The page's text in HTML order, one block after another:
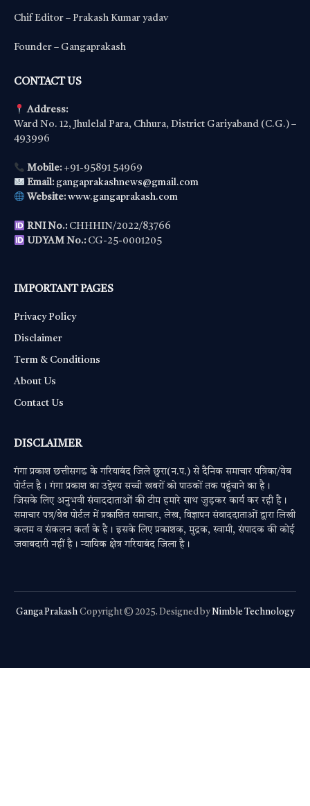
Chif Editor – Prakash Kumar yadav
Founder – Gangaprakash
CONTACT US
Address:
Ward No. 12, Jhulelal Para, Chhura, District Gariyaband (C.G.) –
493996
Mobile:+91-95891 54969
Email: gangaprakashnews@gmail.com
Website: www.gangaprakash.com
RNI No.:CHHHIN/2022/83766
UDYAM No.:CG-25-0001205
IMPORTANT PAGES
Privacy Policy
Disclaimer
Term & Conditions
About Us
Contact Us
DISCLAIMER
गंगा प्रकाश छत्तीसगढ के गरियाबंद जिले छुरा(न.प.) से दैनिक समाचार पत्रिका/वेब
पोर्टल है। गंगा प्रकाश का उद्देश्य सच्ची खबरों को पाठकों तक पहुंचाने का है।
जिसके लिए अनुभवी संवाददाताओं की टीम हमारे साथ जुड़कर कार्य कर रही है।
समाचार पत्र/वेब पोर्टल में प्रकाशित समाचार, लेख, विज्ञापन संवाददाताओं द्वारा लिखी
कलम व संकलन कर्ता के है। इसके लिए प्रकाशक, मुद्रक, स्वामी, संपादक की कोई
जवाबदारी नहीं है। न्यायिक क्षेत्र गरियाबंद जिला है।
Ganga Prakash Copyright © 2025. Designed byNimble Technology